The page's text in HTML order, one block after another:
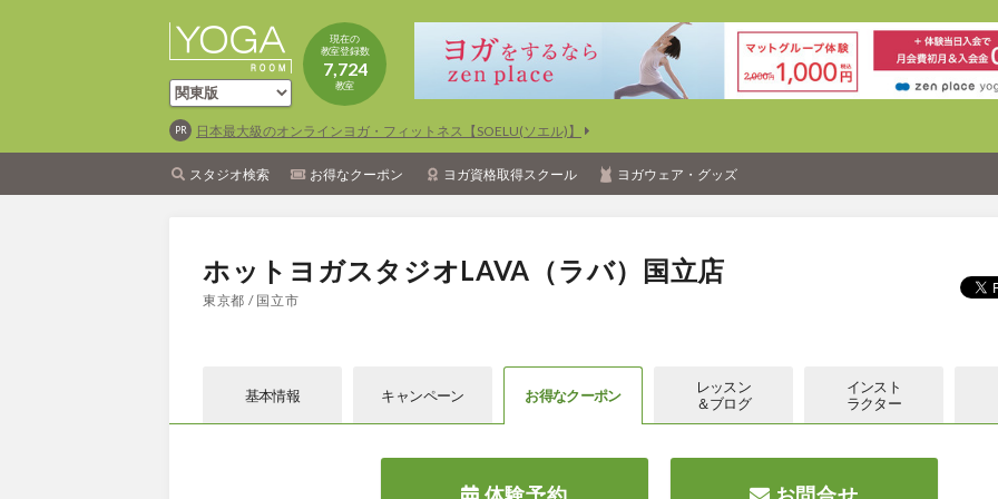
現在の
教室登録数
7,724
教室
日本最大級のオンラインヨガ・フィットネス【SOELU(ソエル)】
スタジオ検索 お得なクーポン ヨガ資格取得スクール ヨガウェア・グッズ
ホットヨガスタジオLAVA（ラバ）国立店
東京都 / 国立市
基本情報 キャンペーン お得なクーポン
レッスン
＆ブログ
インスト
ラクター